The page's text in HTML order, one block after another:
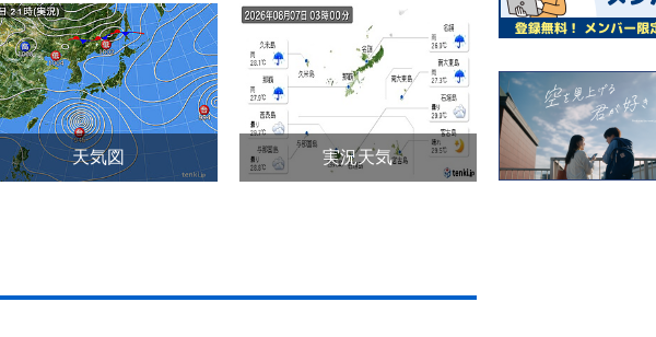
天気図 実況天気